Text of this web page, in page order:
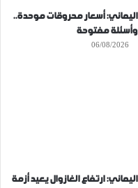
اليماني: أسعار محروقات موحدة..
وأسئلة مفتوحة
06/08/2026
اليماني: ارتفاع الغازوال يعيد أزمة